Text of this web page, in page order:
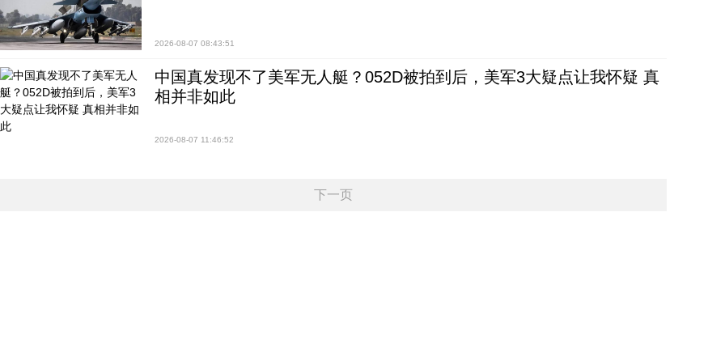
2026-08-07 08:43:51
中国真发现不了美军无人艇？052D被拍到后，美军3大疑点让我怀疑 真
相并非如此
2026-08-07 11:46:52
下一页